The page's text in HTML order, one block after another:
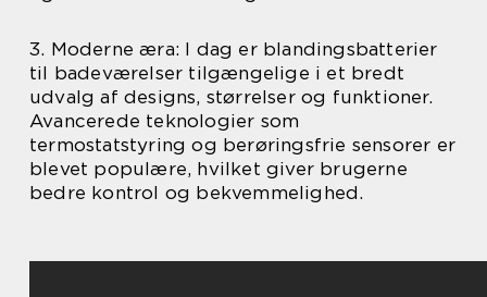
3. Moderne æra: I dag er blandingsbatterier
til badeværelser tilgængelige i et bredt
udvalg af designs, størrelser og funktioner.
Avancerede teknologier som
termostatstyring og berøringsfrie sensorer er
blevet populære, hvilket giver brugerne
bedre kontrol og bekvemmelighed.